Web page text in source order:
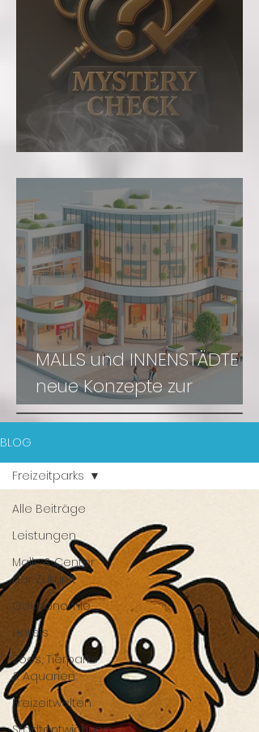
Mystery Check
MALLS und INNENSTÄDTE -
neue Konzepte zur
Wiederbelebung
BLOG
Alle Beiträge
Leistungen
Malls & Center
der Zukunft
Gastronomie
Hotels
Zoos, Tierparks
& Aquarien
Freizeitwelten
Freizeitparks